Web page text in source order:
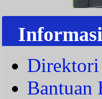
Direktori
Bantuan